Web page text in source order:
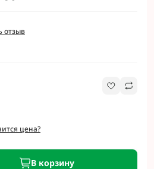
отзыв
цена?
В корзину